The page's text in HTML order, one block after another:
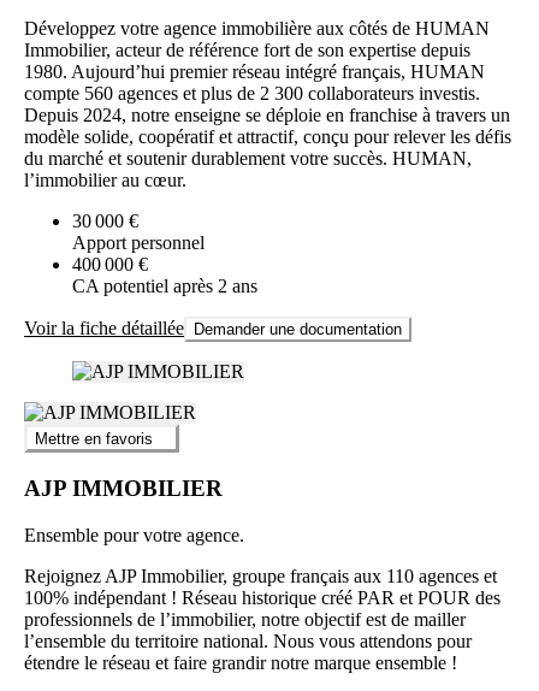
Développez votre agence immobilière aux côtés de HUMAN
Immobilier, acteur de référence fort de son expertise depuis
1980. Aujourd’hui premier réseau intégré français, HUMAN
compte 560 agences et plus de 2 300 collaborateurs investis.
Depuis 2024, notre enseigne se déploie en franchise à travers un
modèle solide, coopératif et attractif, conçu pour relever les défis
du marché et soutenir durablement votre succès. HUMAN,
l’immobilier au cœur.
30 000 €
Apport personnel
400 000 €
CA potentiel après 2 ans
Voir la fiche détaillée Demander une documentation
Mettre en favoris
AJP IMMOBILIER
Ensemble pour votre agence.
Rejoignez AJP Immobilier, groupe français aux 110 agences et
100% indépendant ! Réseau historique créé PAR et POUR des
professionnels de l’immobilier, notre objectif est de mailler
l’ensemble du territoire national. Nous vous attendons pour
étendre le réseau et faire grandir notre marque ensemble !